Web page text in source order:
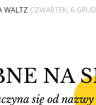
WALTZ CZWARTEK, 6